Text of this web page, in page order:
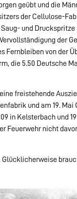
geübt und die
der Cellulose-
und Druckspritze
der
Fernbleiben von der
die 5.50 Deutsche
freistehende
und am 19. Mai
in Kelsterbach und
Feuerwehr nicht
Glücklicherweise